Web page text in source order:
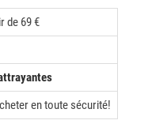
de 69 €
en toute sécurité!